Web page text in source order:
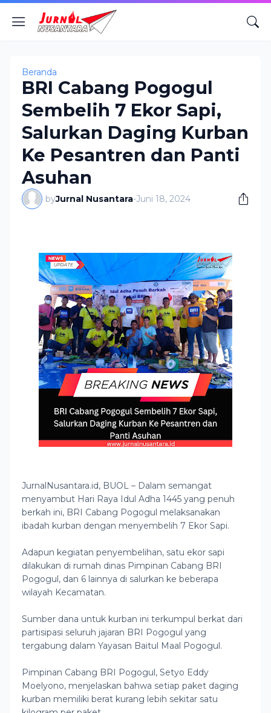
Beranda
BRI Cabang Pogogul
Sembelih 7 Ekor Sapi,
Salurkan Daging Kurban
Ke Pesantren dan Panti
Asuhan
byJurnal Nusantara-Juni 18, 2024
JurnalNusantara.id, BUOL – Dalam semangat
menyambut Hari Raya Idul Adha 1445 yang penuh
berkah ini, BRI Cabang Pogogul melaksanakan
ibadah kurban dengan menyembelih 7 Ekor Sapi.
Adapun kegiatan penyembelihan, satu ekor sapi
dilakukan di rumah dinas Pimpinan Cabang BRI
Pogogul, dan 6 lainnya di salurkan ke beberapa
wilayah Kecamatan.
Sumber dana untuk kurban ini terkumpul berkat dari
partisipasi seluruh jajaran BRI Pogogul yang
tergabung dalam Yayasan Baitul Maal Pogogul.
Pimpinan Cabang BRI Pogogul, Setyo Eddy
Moelyono, menjelaskan bahwa setiap paket daging
kurban memiliki berat kurang lebih sekitar satu